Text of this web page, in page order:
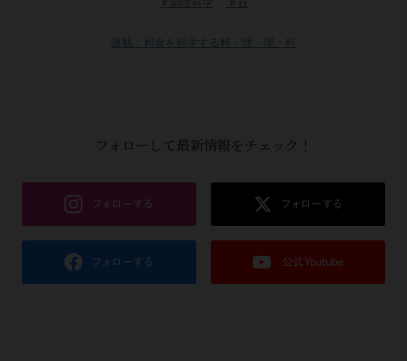
連載：和食を科学する料・理・理・科
フォローして最新情報をチェック！